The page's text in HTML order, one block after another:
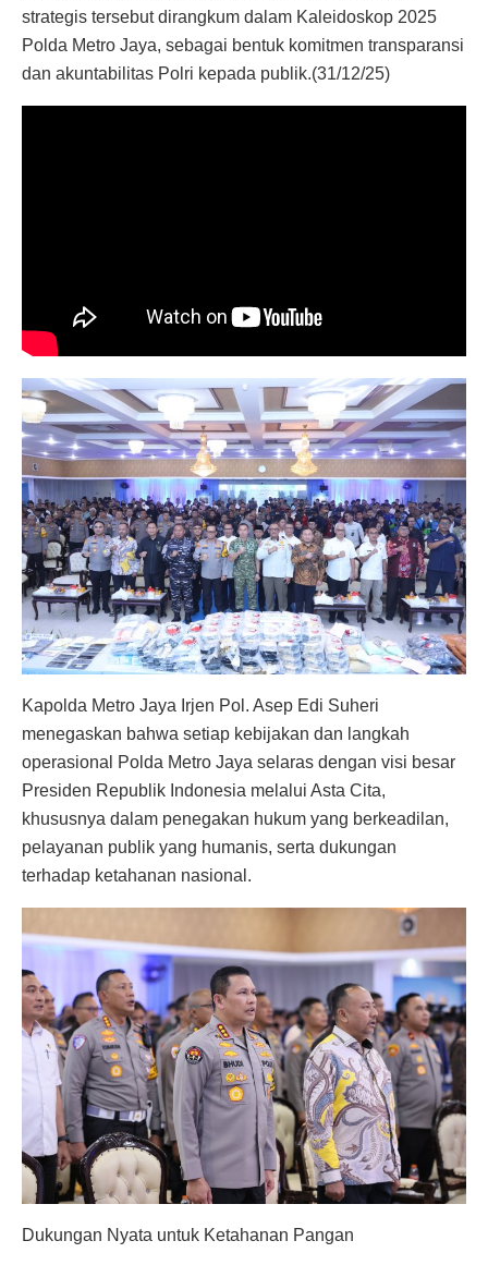
strategis tersebut dirangkum dalam Kaleidoskop 2025
Polda Metro Jaya, sebagai bentuk komitmen transparansi
dan akuntabilitas Polri kepada publik.(31/12/25)
Kapolda Metro Jaya Irjen Pol. Asep Edi Suheri
menegaskan bahwa setiap kebijakan dan langkah
operasional Polda Metro Jaya selaras dengan visi besar
Presiden Republik Indonesia melalui Asta Cita,
khususnya dalam penegakan hukum yang berkeadilan,
pelayanan publik yang humanis, serta dukungan
terhadap ketahanan nasional.
Dukungan Nyata untuk Ketahanan Pangan